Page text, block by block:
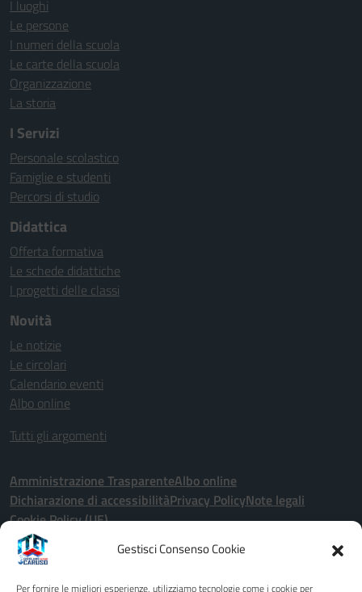
Gestisci Consenso Cookie
Per fornire le migliori esperienze, utilizziamo tecnologie come i cookie per
I luoghi
Le persone
I numeri della scuola
Le carte della scuola
Organizzazione
La storia
I Servizi
Personale scolastico
Famiglie e studenti
Percorsi di studio
Didattica
Offerta formativa
Le schede didattiche
I progetti delle classi
Novità
Le notizie
Le circolari
Calendario eventi
Albo online
Tutti gli argomenti
Amministrazione TrasparenteAlbo online
Dichiarazione di accessibilitàPrivacy PolicyNote legali
Cookie Policy (UE)
Seguici su: